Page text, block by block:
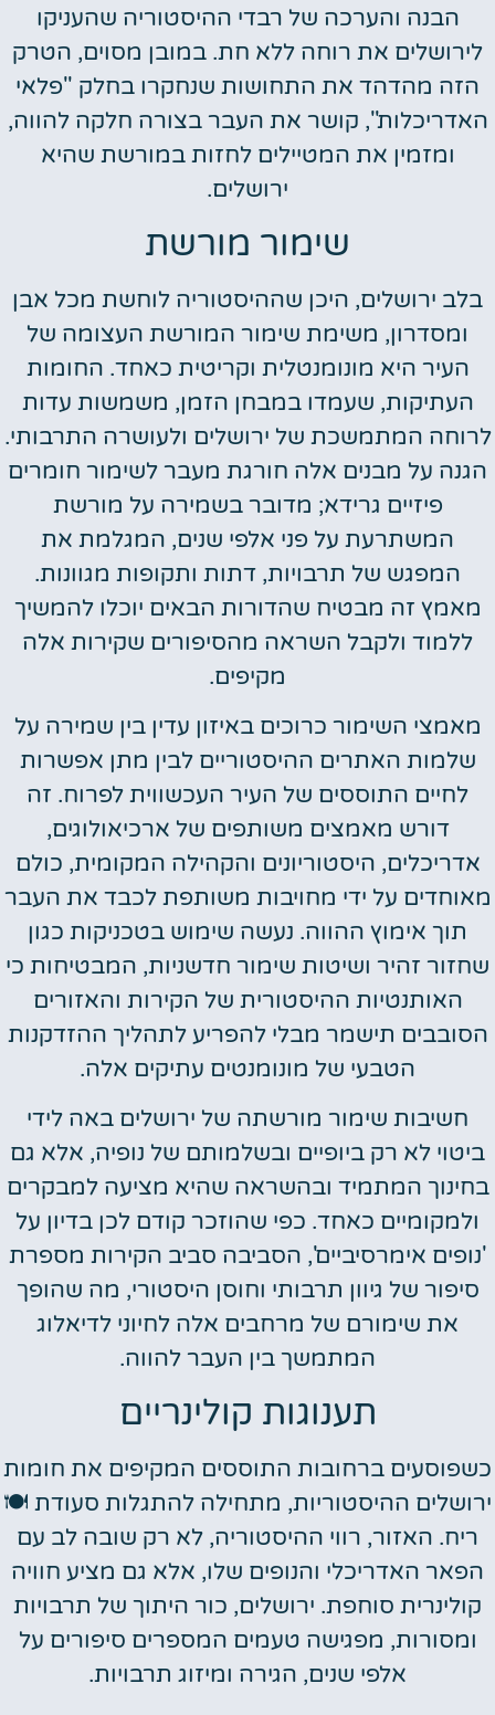
הבנה והערכה של רבדי ההיסטוריה שהעניקו
לירושלים את רוחה ללא חת. במובן מסוים, הטרק
הזה מהדהד את התחושות שנחקרו בחלק "פלאי
האדריכלות", קושר את העבר בצורה חלקה להווה,
ומזמין את המטיילים לחזות במורשת שהיא
ירושלים.
שימור מורשת
בלב ירושלים, היכן שההיסטוריה לוחשת מכל אבן
ומסדרון, משימת שימור המורשת העצומה של
העיר היא מונומנטלית וקריטית כאחד. החומות
העתיקות, שעמדו במבחן הזמן, משמשות עדות
לרוחה המתמשכת של ירושלים ולעושרה התרבותי.
הגנה על מבנים אלה חורגת מעבר לשימור חומרים
פיזיים גרידא; מדובר בשמירה על מורשת
המשתרעת על פני אלפי שנים, המגלמת את
המפגש של תרבויות, דתות ותקופות מגוונות.
מאמץ זה מבטיח שהדורות הבאים יוכלו להמשיך
ללמוד ולקבל השראה מהסיפורים שקירות אלה
מקיפים.
מאמצי השימור כרוכים באיזון עדין בין שמירה על
שלמות האתרים ההיסטוריים לבין מתן אפשרות
לחיים התוססים של העיר העכשווית לפרוח. זה
דורש מאמצים משותפים של ארכיאולוגים,
אדריכלים, היסטוריונים והקהילה המקומית, כולם
מאוחדים על ידי מחויבות משותפת לכבד את העבר
תוך אימוץ ההווה. נעשה שימוש בטכניקות כגון
שחזור זהיר ושיטות שימור חדשניות, המבטיחות כי
האותנטיות ההיסטורית של הקירות והאזורים
הסובבים תישמר מבלי להפריע לתהליך ההזדקנות
הטבעי של מונומנטים עתיקים אלה.
חשיבות שימור מורשתה של ירושלים באה לידי
ביטוי לא רק ביופיים ובשלמותם של נופיה, אלא גם
בחינוך המתמיד ובהשראה שהיא מציעה למבקרים
ולמקומיים כאחד. כפי שהוזכר קודם לכן בדיון על
'נופים אימרסיביים', הסביבה סביב הקירות מספרת
סיפור של גיוון תרבותי וחוסן היסטורי, מה שהופך
את שימורם של מרחבים אלה לחיוני לדיאלוג
המתמשך בין העבר להווה.
תענוגות קולינריים
כשפוסעים ברחובות התוססים המקיפים את חומות
ירושלים ההיסטוריות, מתחילה להתגלות סעודת 🍽️
ריח. האזור, רווי ההיסטוריה, לא רק שובה לב עם
הפאר האדריכלי והנופים שלו, אלא גם מציע חוויה
קולינרית סוחפת. ירושלים, כור היתוך של תרבויות
ומסורות, מפגישה טעמים המספרים סיפורים על
אלפי שנים, הגירה ומיזוג תרבויות.